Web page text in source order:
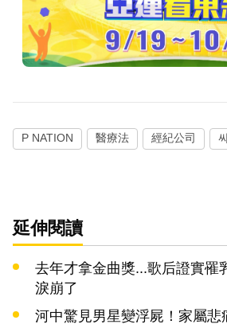
P NATION 醫療法 經紀公司
延伸閱讀
去年才拿金曲獎...歌后證實罹
淚崩了
河中驚見男星變浮屍！家屬悲